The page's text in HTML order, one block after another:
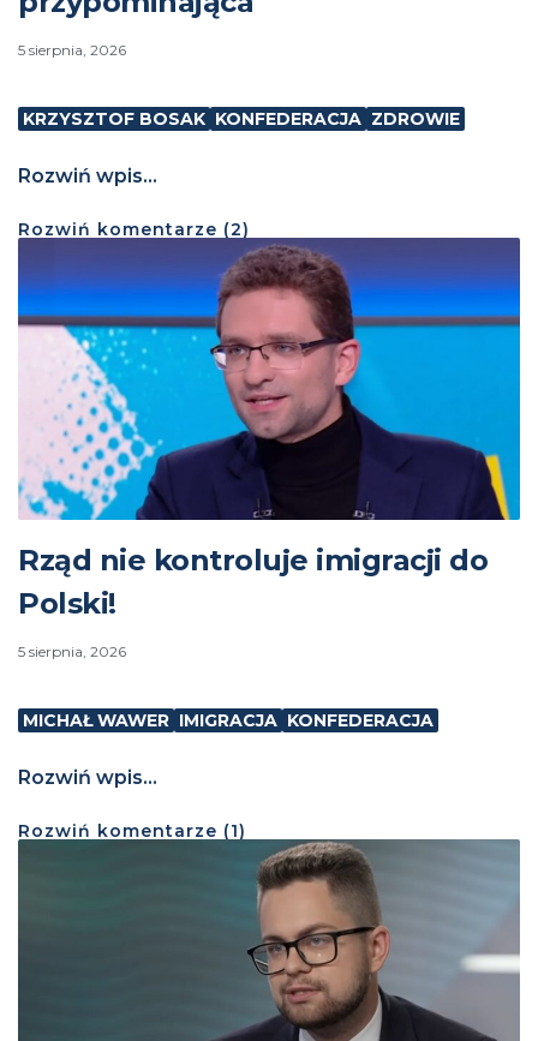
5 sierpnia, 2026
KRZYSZTOF BOSAK KONFEDERACJA ZDROWIE
Rozwiń wpis...
Rozwiń komentarze (2)
Rząd nie kontroluje imigracji do
Polski!
5 sierpnia, 2026
MICHAŁ WAWER IMIGRACJA KONFEDERACJA
Rozwiń wpis...
Rozwiń komentarze (1)